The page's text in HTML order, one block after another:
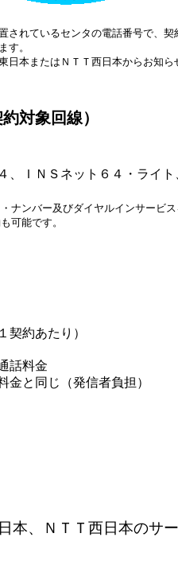
されているセンタの電話番号で、契
す。
日本またはＮＴＴ西日本からお知ら
対象回線）
、ＩＮＳネット６４・ライ
・ナンバー及びダイヤルインサービ
可能です。
契約あたり）
話料金
金と同じ（発信者負担）
本、ＮＴＴ西日本のサ